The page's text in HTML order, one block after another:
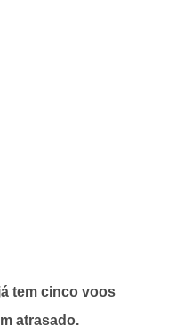
tem cinco voos
atrasado.